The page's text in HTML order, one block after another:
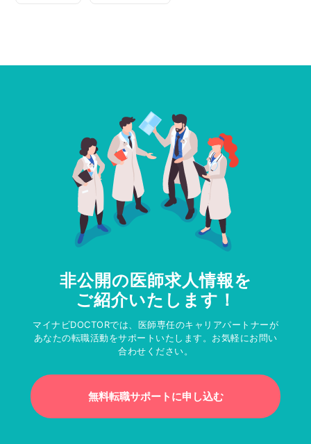
非公開の医師求人情報を
ご紹介いたします！
マイナビDOCTORでは、医師専任のキャリアパートナーが
あなたの転職活動をサポートいたします。お気軽にお問い
合わせください。
無料転職サポートに申し込む